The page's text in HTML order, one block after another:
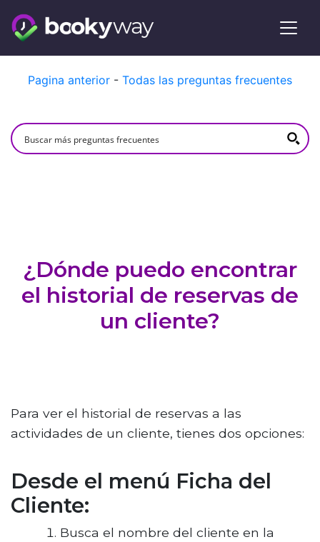
Pagina anterior - Todas las preguntas frecuentes
¿Dónde puedo encontrar
el historial de reservas de
un cliente?
Para ver el historial de reservas a las
actividades de un cliente, tienes dos opciones:
Desde el menú Ficha del
Cliente:
Busca el nombre del cliente en la